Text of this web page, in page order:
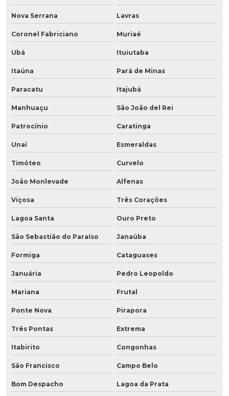
Nova Serrana Lavras
Coronel Fabriciano Muriaé
Ubá Ituiutaba
Itaúna Pará de Minas
Paracatu Itajubá
Manhuaçu São João del Rei
Patrocínio Caratinga
Unaí Esmeraldas
Timóteo Curvelo
João Monlevade Alfenas
Viçosa Três Corações
Lagoa Santa Ouro Preto
São Sebastião do Paraíso Janaúba
Formiga Cataguases
Januária Pedro Leopoldo
Mariana Frutal
Ponte Nova Pirapora
Três Pontas Extrema
Itabirito Congonhas
São Francisco Campo Belo
Bom Despacho Lagoa da Prata